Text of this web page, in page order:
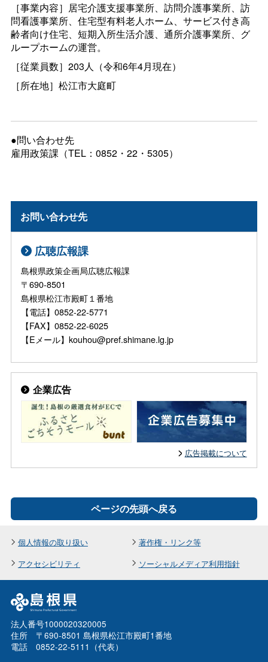
［事業内容］居宅介護支援事業所、訪問介護事業所、訪
問看護事業所、住宅型有料老人ホーム、サービス付き高
齢者向け住宅、短期入所生活介護、通所介護事業所、グ
ループホームの運営。
［従業員数］203人（令和6年4月現在）
［所在地］松江市大庭町
●問い合わせ先
雇用政策課（TEL：0852・22・5305）
お問い合わせ先
広聴広報課
島根県政策企画局広聴広報課
〒690-8501
島根県松江市殿町１番地
【電話】0852-22-5771
【FAX】0852-22-6025
【Eメール】kouhou@pref.shimane.lg.jp
企業広告
広告掲載について
ページの先頭へ戻る
個人情報の取り扱い
著作権・リンク等
アクセシビリティ
ソーシャルメディア利用指針
法人番号1000020320005
住所 〒690-8501 島根県松江市殿町1番地
電話 0852-22-5111（代表）